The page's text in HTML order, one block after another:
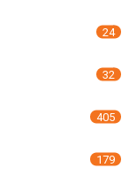
24
32
405
179